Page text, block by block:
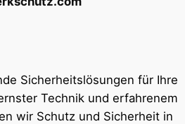
Sicherheitslösungen für Ihre
Technik und erfahrenem
wir Schutz und Sicherheit in